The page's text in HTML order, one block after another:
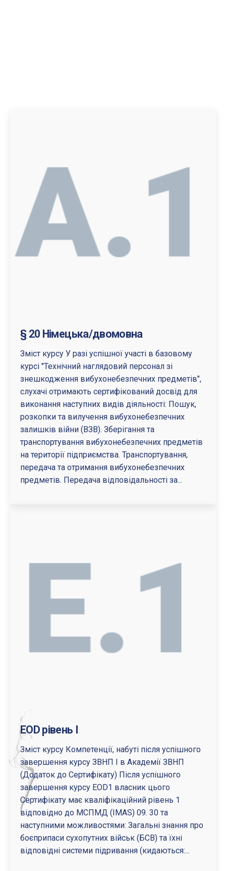
§ 20 Німецька/двомовна
Зміст курсу У разі успішної участі в базовому
курсі "Технічний наглядовий персонал зі
знешкодження вибухонебезпечних предметів",
слухачі отримають сертифікований досвід для
виконання наступних видів діяльності: Пошук,
розкопки та вилучення вибухонебезпечних
залишків війни (ВЗВ). Зберігання та
транспортування вибухонебезпечних предметів
на території підприємства. Транспортування,
передача та отримання вибухонебезпечних
предметів. Передача відповідальності за...
EOD рівень I
Зміст курсу Компетенції, набуті після успішного
завершення курсу ЗВНП I в Академії ЗВНП
(Додаток до Сертифікату) Після успішного
завершення курсу EOD1 власник цього
Сертифікату має кваліфікаційний рівень 1
відповідно до МСПМД (IMAS) 09. 30 та
наступними можливостями: Загальні знання про
боєприпаси сухопутних військ (БСВ) та їхні
відповідні системи підривання (кидаються:...